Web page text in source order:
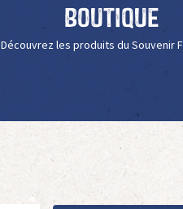
Boutique
Découvrez les produits du Souvenir